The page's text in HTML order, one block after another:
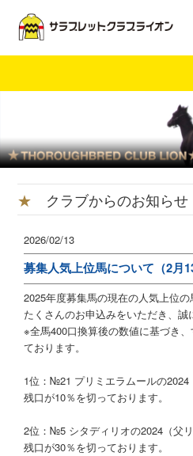
育成牧場
★ クラブからのお知らせ
2026/02/13
募集人気上位馬について（2月
2025年度募集馬の現在の人気上位の
たくさんのお申込みをいただき、誠
※全馬400口換算後の数値に基づき
ております。
1位：№21 プリミエラムールの2024
残口が10％を切っております。
2位：№5 シタディリオの2024（父リ
残口が30％を切っております。